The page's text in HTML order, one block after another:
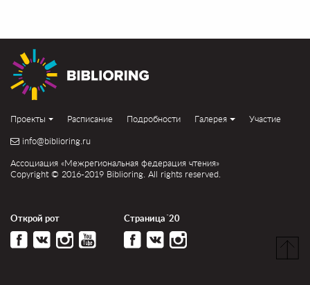
Проекты Расписание Подробности Галерея
Участие
info@biblioring.ru
Ассоциация «Межрегиональная федерация чтения»
Copyright © 2016-2019 Biblioring. All rights reserved.
Открой рот Страница´20